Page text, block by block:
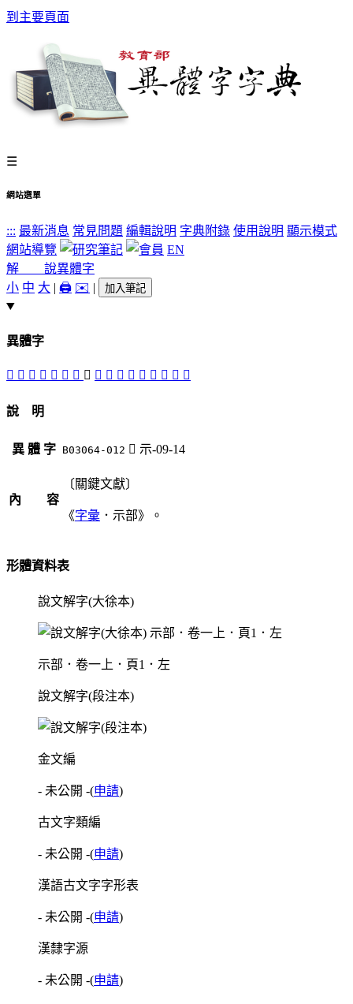
到主要頁面
☰
網站選單
::: 最新消息 常見問題 編輯說明 字典附錄 使用說明 顯示模式
網站導覽
EN
解 說異體字
小 中 大 | 🖨️ ✉️ | 加入筆記
異體字
𠖦 󸌍 𡫚 󸌏 𡫻 㮒 䄄 󸌋 󸌈 󸌊 󸌌 𥛛 𥛡 󸌎 𥛿 󸌉 󸌐
說 明
異 體 字 B03064-012 󸌋 示-09-14
內 容
〔關鍵文獻〕
《字彙 ．示部》。
形體資料表
說文解字(大徐本)
示部．卷一上．頁1．左
說文解字(段注本)
金文編
- 未公開 -(申請)
古文字類編
- 未公開 -(申請)
漢語古文字字形表
- 未公開 -(申請)
漢隸字源
- 未公開 -(申請)